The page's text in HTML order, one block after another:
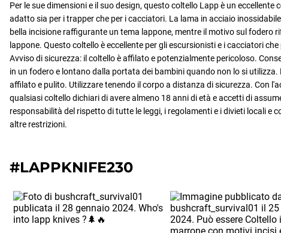
Per le sue dimensioni e il suo design, questo coltello Lapp è un eccellente
adatto sia per i trapper che per i cacciatori. La lama in acciaio
bella incisione raffigurante un tema lappone, mentre il motivo sul fodero
lappone. Questo coltello è eccellente per gli escursionisti e i cacciatori
Avviso di sicurezza: il coltello è affilato e potenzialmente pericoloso.
in un fodero e lontano dalla portata dei bambini quando non lo si utilizza.
affilato e pulito. Utilizzare tenendo il corpo a distanza di sicurezza. Con
qualsiasi coltello dichiari di avere almeno 18 anni di età e accetti di
responsabilità del rispetto di tutte le leggi, i regolamenti e i divieti locali e
altre restrizioni.
#LAPPKNIFE230